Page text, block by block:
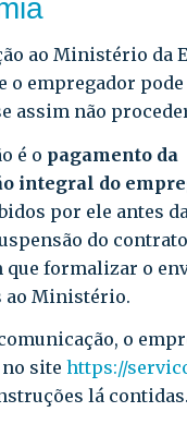
ao Ministério da
o empregador pode
assim não
é o pagamento da
integral do
por ele antes
do
que formalizar o
ao Ministério.
o
site https://
lá contidas.